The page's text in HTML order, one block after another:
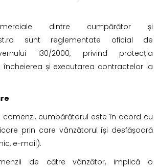
dintre cumpărător și
sunt reglementate oficial de
130/2000, privind protecția
și executarea contractelor la
comenzi, cumpărătorul este în acord cu
prin care vânzătorul își desfășoară
e-mail).
de către vânzător, implică o